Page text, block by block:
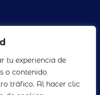
tu experiencia de
o contenido
tráfico. Al hacer clic